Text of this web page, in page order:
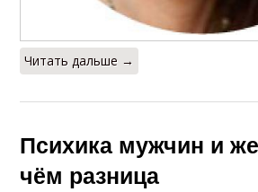
Читать дальше →
Психика мужчин и
чём разница